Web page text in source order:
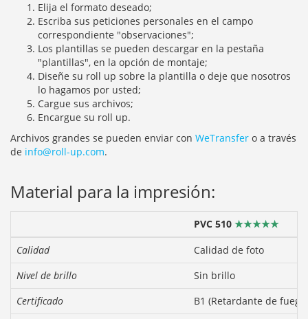
Elija el formato deseado;
Escriba sus peticiones personales en el campo
correspondiente "observaciones";
Los plantillas se pueden descargar en la pestaña
"plantillas", en la opción de montaje;
Diseñe su roll up sobre la plantilla o deje que nosotros
lo hagamos por usted;
Cargue sus archivos;
Encargue su roll up.
Archivos grandes se pueden enviar con WeTransfer o a través
de info@roll-up.com.
Material para la impresión:
PVC 510 ★★★★★
Calidad
Calidad de foto
Nivel de brillo
Sin brillo
Certificado
B1 (Retardante de fuego)